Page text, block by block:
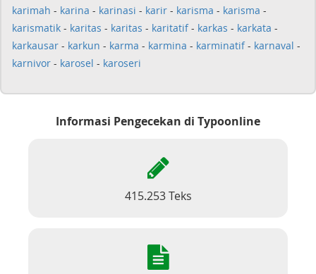
karimah - karina - karinasi - karir - karisma - karisma -
karismatik - karitas - karitas - karitatif- karkas - karkata -
karkausar - karkun - karma - karmina - karminatif- karnaval -
karnivor - karosel - karoseri
Informasi Pengecekan di Typoonline
415.253 Teks